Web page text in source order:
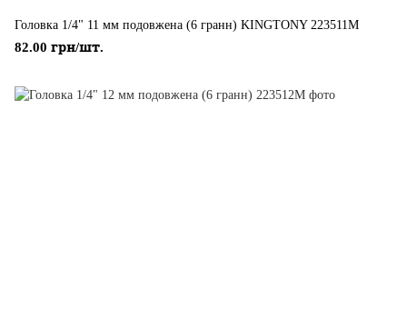
Головка 1/4" 11 мм подовжена (6 гранн) KINGTONY 223511M
82.00 грн/шт.